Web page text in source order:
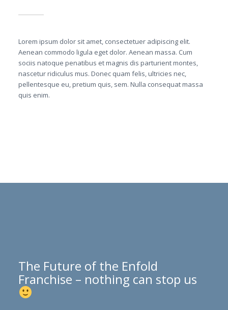
Lorem ipsum dolor sit amet, consectetuer adipiscing elit.
Aenean commodo ligula eget dolor. Aenean massa. Cum
sociis natoque penatibus et magnis dis parturient montes,
nascetur ridiculus mus. Donec quam felis, ultricies nec,
pellentesque eu, pretium quis, sem. Nulla consequat massa
quis enim.
The Future of the Enfold
Franchise – nothing can stop us